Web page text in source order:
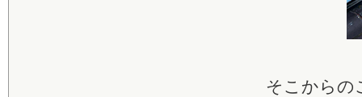
そこからの